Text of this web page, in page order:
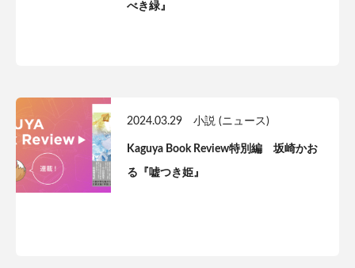
べき緑』
2024.03.29 小説 (ニュース)
Kaguya Book Review特別編 坂崎かお
る『嘘つき姫』